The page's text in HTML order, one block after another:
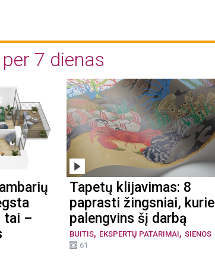
7 dienas
tai –
Tapetų klijavimas: 8
paprasti žingsniai, kurie
palengvins šį darbą
BUITIS, EKSPERTŲ PATARIMAI, SIENOS
61